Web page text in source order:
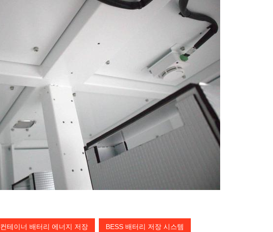
컨테이너 배터리 에너지 저장 BESS 배터리 저장 시스템